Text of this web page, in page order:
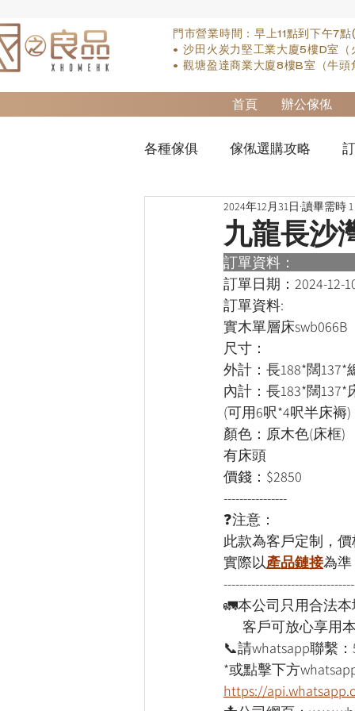
門市營業時間：早上11點到下午7
• 沙田火炭力堅工業大廈5樓D室（
• 觀塘盈達商業大廈8樓B室（牛
首頁 辦公傢俬
各種傢俱 傢俬選購攻略
實木床類 櫃-衣櫃
床褥類 檯類
九龍長沙
2024年12月31日 讀畢需時
訂單資料：
訂單日期： 2024-12-
訂單資料:
實木單層床swb066B
尺寸：
外計：長188*闊137*
內計：長183*闊137*
(可用6呎*4呎半床褥)
顏色：原木色(床框)
有床頭
價錢：$2850
----------------
❓注意：
此款為客戶定制，
實際以產品鏈接為準
🚛本公司只用合法
客戶可放心享用
📞請whatsapp聯繫
*或點擊下方
https://